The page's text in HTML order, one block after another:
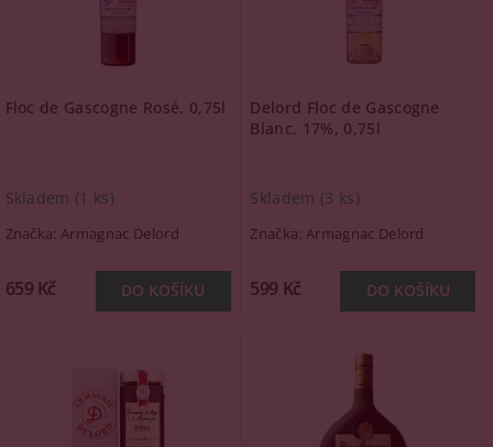
Floc de Gascogne Rosé, 0,75l
Skladem (1 ks)
Značka: Armagnac Delord
659 Kč
Delord Floc de Gascogne
Blanc, 17%, 0,75l
Skladem (3 ks)
Značka: Armagnac Delord
599 Kč